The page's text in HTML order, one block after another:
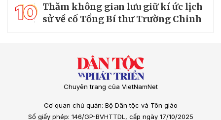
10 Thăm không gian lưu giữ kí ức lịch
sử về cố Tổng Bí thư Trường Chinh
Chuyên trang của VietNamNet
Cơ quan chủ quản: Bộ Dân tộc và Tôn giáo
Số giấy phép: 146/GP-BVHTTDL, cấp ngày 17/10/2025